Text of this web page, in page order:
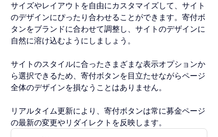
サイズやレイアウトを自由にカスタマイズして、サイト
のデザインにぴったり合わせることができます。寄付ボ
タンをブランドに合わせて調整し、サイトのデザインに
自然に溶け込むようにしましょう。
サイトのスタイルに合ったさまざまな表示オプションか
ら選択できるため、寄付ボタンを目立たせながらページ
全体のデザインを損なうことはありません。
リアルタイム更新により、寄付ボタンは常に募金ページ
の最新の変更やリダイレクトを反映します。